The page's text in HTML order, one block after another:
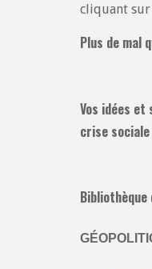
cliquant sur
Plus de mal
Vos idées
crise
Bibliothèque